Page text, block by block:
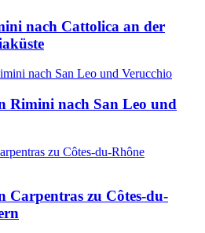
nach Cattolica an der
Rimini nach San Leo und
Carpentras zu Côtes-du-